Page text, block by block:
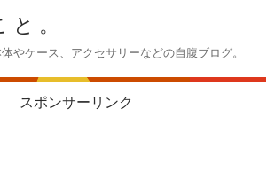
と。
やケース、アクセサリーなどの自腹ブログ。
スポンサーリンク